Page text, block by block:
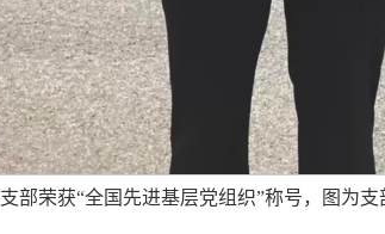
支部荣获“全国先进基层党组织”称号，图为支